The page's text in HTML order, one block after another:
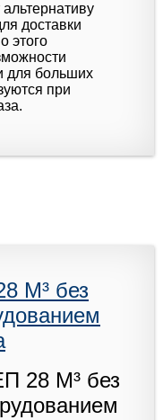
доставки
этого
для больших
при
M³ без